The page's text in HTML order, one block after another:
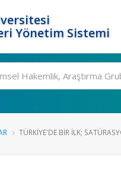
Yönetim Sistemi
TÜRKIYE'DE BIR İLK;